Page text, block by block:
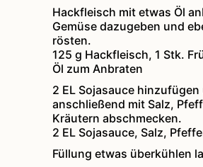
Hackfleisch mit etwas Öl
Gemüse dazugeben und
rösten.
125 g Hackfleisch, 1 Stk.
Öl zum Anbraten
2 EL Sojasauce
anschließend mit Salz,
Kräutern abschmecken.
2 EL Sojasauce, Salz,
Füllung etwas überkühlen